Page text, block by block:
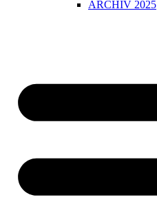
ARCHÍV 2025